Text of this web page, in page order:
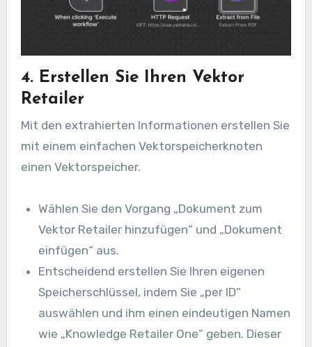
4. Erstellen Sie Ihren Vektor
Retailer
Mit den extrahierten Informationen erstellen Sie
mit einem einfachen Vektorspeicherknoten
einen Vektorspeicher.
Wählen Sie den Vorgang „Dokument zum
Vektor Retailer hinzufügen“ und „Dokument
einfügen“ aus.
Entscheidend erstellen Sie Ihren eigenen
Speicherschlüssel, indem Sie „per ID“
auswählen und ihm einen eindeutigen Namen
wie „Knowledge Retailer One“ geben. Dieser